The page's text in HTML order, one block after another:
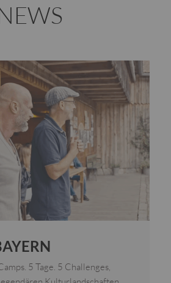
5 Tage. 5 Challenges,